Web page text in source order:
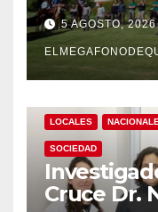
5 AGOSTO,
LOCALES
SOCIEDAD
Cruce Dr.